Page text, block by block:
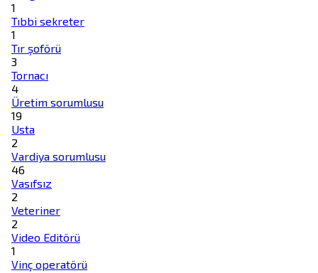
1
Tıbbi sekreter
1
Tır şoförü
3
Tornacı
4
Üretim sorumlusu
19
Usta
2
Vardiya sorumlusu
46
Vasıfsız
2
Veteriner
2
Video Editörü
1
Vinç operatörü